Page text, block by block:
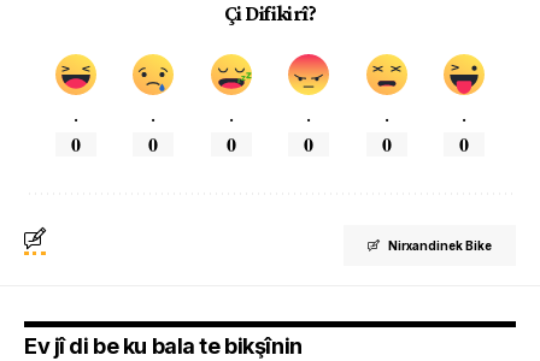
Çi Difikirî?
.
0
.
0
.
0
.
0
.
0
.
0
Nirxandinek Bike
Ev jî di be ku bala te bikşînin